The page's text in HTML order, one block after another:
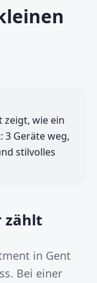
zeigt, wie ein
Geräte weg,
stilvolles
zählt
in Gent
Bei einer